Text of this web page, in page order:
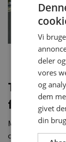
Der er stor
Tempo
Tempo
for alle
Men trods den
campisterne
Vi
deler
vores
og
dem
givet
din